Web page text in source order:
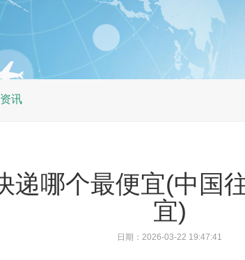
讯
递哪个最便宜(中国
宜)
日期：2026-03-22 19:47:41